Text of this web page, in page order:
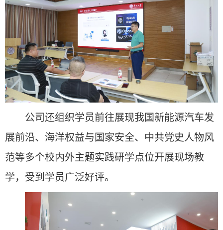
公司还组织学员前往展现我国新能源汽车发
展前沿、海洋权益与国家安全、中共党史人物风
范等多个校内外主题实践研学点位开展现场教
学，受到学员广泛好评。